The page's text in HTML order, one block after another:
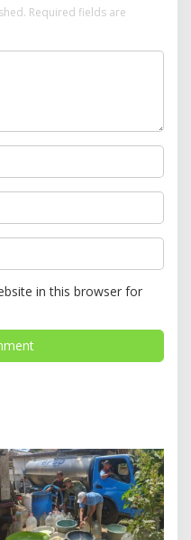
Required fields are
in this browser for